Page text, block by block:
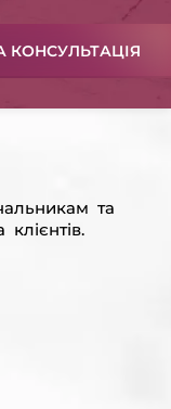
КОНСУЛЬТАЦІЯ
та